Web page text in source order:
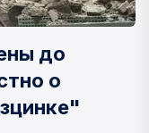
до
о